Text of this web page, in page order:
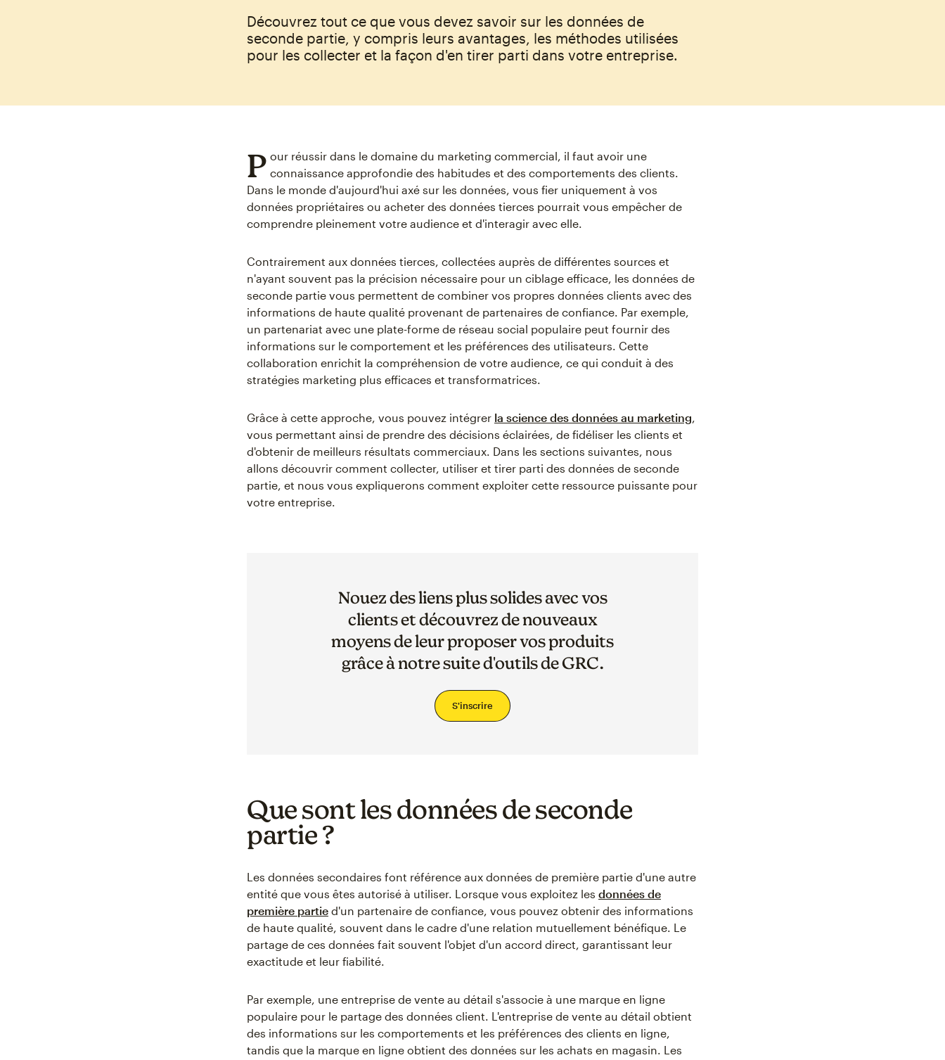
Découvrez tout ce que vous devez savoir sur les données de
seconde partie, y compris leurs avantages, les méthodes utilisées
pour les collecter et la façon d'en tirer parti dans votre entreprise.
P our réussir dans le domaine du marketing commercial, il faut avoir une
connaissance approfondie des habitudes et des comportements des clients.
Dans le monde d'aujourd'hui axé sur les données, vous fier uniquement à vos
données propriétaires ou acheter des données tierces pourrait vous empêcher de
comprendre pleinement votre audience et d'interagir avec elle.
Contrairement aux données tierces, collectées auprès de différentes sources et
n'ayant souvent pas la précision nécessaire pour un ciblage efficace, les données de
seconde partie vous permettent de combiner vos propres données clients avec des
informations de haute qualité provenant de partenaires de confiance. Par exemple,
un partenariat avec une plate-forme de réseau social populaire peut fournir des
informations sur le comportement et les préférences des utilisateurs. Cette
collaboration enrichit la compréhension de votre audience, ce qui conduit à des
stratégies marketing plus efficaces et transformatrices.
Grâce à cette approche, vous pouvez intégrer la science des données au marketing,
vous permettant ainsi de prendre des décisions éclairées, de fidéliser les clients et
d'obtenir de meilleurs résultats commerciaux. Dans les sections suivantes, nous
allons découvrir comment collecter, utiliser et tirer parti des données de seconde
partie, et nous vous expliquerons comment exploiter cette ressource puissante pour
votre entreprise.
Nouez des liens plus solides avec vos
clients et découvrez de nouveaux
moyens de leur proposer vos produits
grâce à notre suite d'outils de GRC.
S'inscrire
Que sont les données de seconde
partie ?
Les données secondaires font référence aux données de première partie d'une autre
entité que vous êtes autorisé à utiliser. Lorsque vous exploitez les données de
première partie d'un partenaire de confiance, vous pouvez obtenir des informations
de haute qualité, souvent dans le cadre d'une relation mutuellement bénéfique. Le
partage de ces données fait souvent l'objet d'un accord direct, garantissant leur
exactitude et leur fiabilité.
Par exemple, une entreprise de vente au détail s'associe à une marque en ligne
populaire pour le partage des données client. L'entreprise de vente au détail obtient
des informations sur les comportements et les préférences des clients en ligne,
tandis que la marque en ligne obtient des données sur les achats en magasin. Les